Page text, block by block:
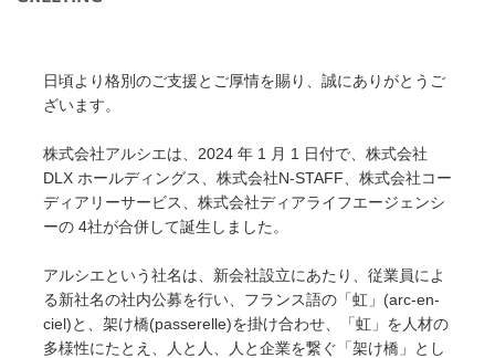
日頃より格別のご支援とご厚情を賜り、誠にありがとうご
ざいます。
株式会社アルシエは、2024 年 1 月 1 日付で、株式会社
DLX ホールディングス、株式会社N-STAFF、株式会社コー
ディアリーサービス、株式会社ディアライフエージェンシ
ーの 4社が合併して誕生しました。
アルシエという社名は、新会社設立にあたり、従業員によ
る新社名の社内公募を行い、フランス語の「虹」(arc-en-
ciel)と、架け橋(passerelle)を掛け合わせ、「虹」を人材の
多様性にたとえ、人と人、人と企業を繋ぐ「架け橋」とし